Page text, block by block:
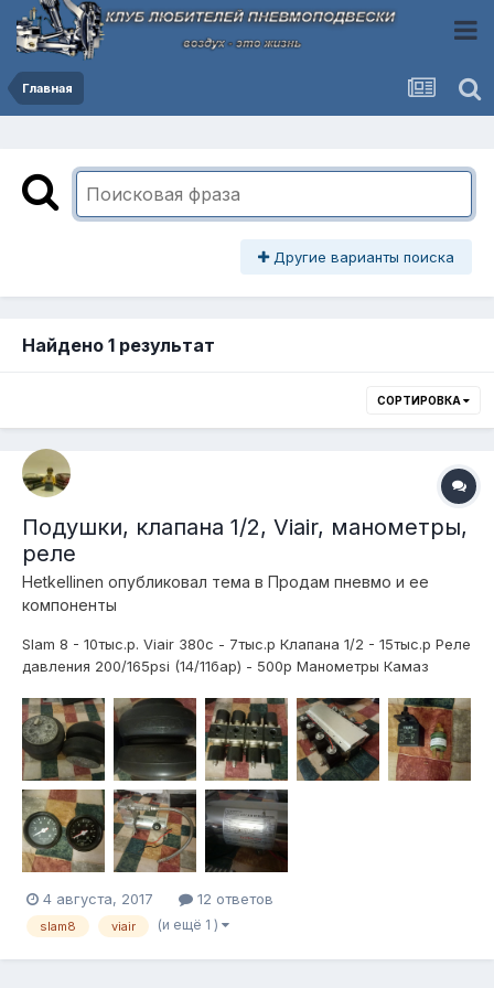
Главная
Другие варианты поиска
Найдено 1 результат
СОРТИРОВКА
Подушки, клапана 1/2, Viair, манометры,
реле
Hetkellinen опубликовал тема в Продам пневмо и ее
компоненты
Slam 8 - 10тыс.р. Viair 380c - 7тыс.р Клапана 1/2 - 15тыс.р Реле
давления 200/165psi (14/11бар) - 500р Манометры Камаз
4 августа, 2017 12 ответов
slam8 viair (и ещё 1 )